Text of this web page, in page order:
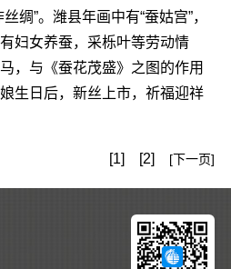
绸”。潍县年画中有“蚕姑宫”，
妇女养蚕，采栎叶等劳动情
，与《蚕花茂盛》之图的作用
生日后，新丝上市，祈福迎祥
[1] [2] [下一页]